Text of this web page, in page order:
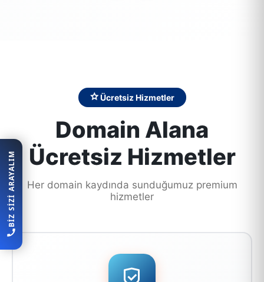
BIZ SIZI ARAYALIM
Ücretsiz Hizmetler
Domain Alana
Ücretsiz Hizmetler
Her domain kaydında sunduğumuz premium
hizmetler